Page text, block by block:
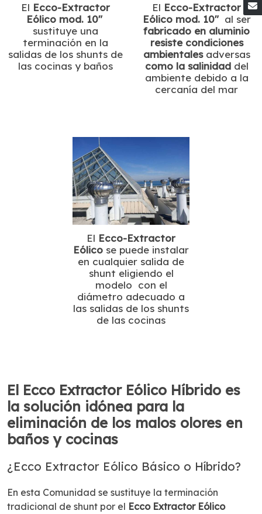
El Ecco-Extractor
Eólico mod. 10"
sustituye una
terminación en la
salidas de los shunts de
las cocinas y baños
El Ecco-Extractor
Eólico mod. 10"al ser
fabricado en aluminio
resiste condiciones
ambientalesadversas
como la salinidaddel
ambiente debido a la
cercanía del mar
El Ecco-Extractor
Eólico se puede instalar
en cualquier salida de
shunt eligiendo el
modelo con el
diámetro adecuado a
las salidas de los shunts
de las cocinas
El Ecco Extractor Eólico Híbrido es
la solución idónea para la
eliminación de los malos olores en
baños y cocinas
¿Ecco Extractor Eólico Básico o Híbrido?
En esta Comunidad se sustituye la terminación
tradicional de shunt por el Ecco Extractor Eólico